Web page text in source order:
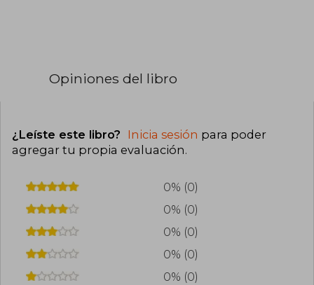
Opiniones del libro
¿Leíste este libro? Inicia sesión para poder
agregar tu propia evaluación.
0% (0)
0% (0)
0% (0)
0% (0)
0% (0)